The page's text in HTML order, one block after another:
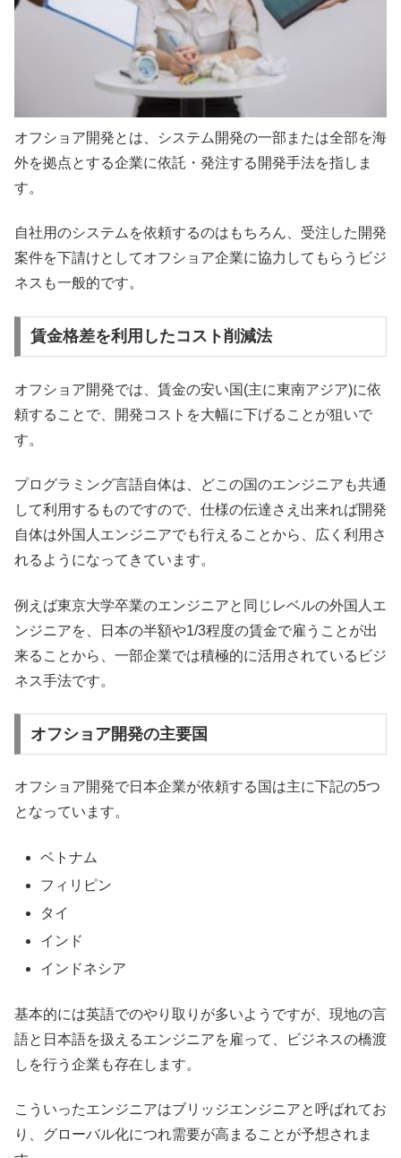
オフショア開発とは、システム開発の一部または全部を海
外を拠点とする企業に依託・発注する開発手法を指しま
す。
自社用のシステムを依頼するのはもちろん、受注した開発
案件を下請けとしてオフショア企業に協力してもらうビジ
ネスも一般的です。
賃金格差を利用したコスト削減法
オフショア開発では、賃金の安い国(主に東南アジア)に依
頼することで、開発コストを大幅に下げることが狙いで
す。
プログラミング言語自体は、どこの国のエンジニアも共通
して利用するものですので、仕様の伝達さえ出来れば開発
自体は外国人エンジニアでも行えることから、広く利用さ
れるようになってきています。
例えば東京大学卒業のエンジニアと同じレベルの外国人エ
ンジニアを、日本の半額や1/3程度の賃金で雇うことが出
来ることから、一部企業では積極的に活用されているビジ
ネス手法です。
オフショア開発の主要国
オフショア開発で日本企業が依頼する国は主に下記の5つ
となっています。
ベトナム
フィリピン
タイ
インド
インドネシア
基本的には英語でのやり取りが多いようですが、現地の言
語と日本語を扱えるエンジニアを雇って、ビジネスの橋渡
しを行う企業も存在します。
こういったエンジニアはブリッジエンジニアと呼ばれてお
り、グローバル化につれ需要が高まることが予想されま